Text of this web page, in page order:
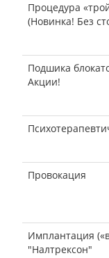
Процедура
(Новинка! Без
Подшика
Акции!
Провокация
Имплантация
"Налтрексон"